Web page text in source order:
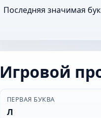
Последняя значимая
Игровой
ПЕРВАЯ БУКВА
Л